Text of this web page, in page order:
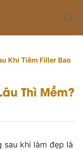
Khi Tiêm Filler Bao
Thì Mềm?
sau khi làm đẹp là